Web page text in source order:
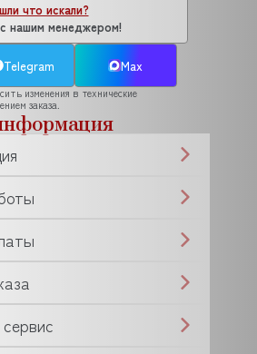
что искали?
нашим менеджером!
Telegram Max
изменения в технические
заказа.